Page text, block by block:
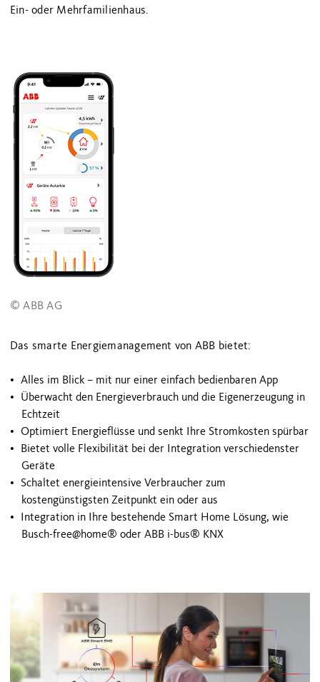
Ein- oder Mehrfamilienhaus.
© ABB AG
Das smarte Energiemanagement von ABB bietet:
Alles im Blick – mit nur einer einfach bedienbaren App
Überwacht den Energieverbrauch und die Eigenerzeugung in
Echtzeit
Optimiert Energieflüsse und senkt Ihre Stromkosten spürbar
Bietet volle Flexibilität bei der Integration verschiedenster
Geräte
Schaltet energieintensive Verbraucher zum
kostengünstigsten Zeitpunkt ein oder aus
Integration in Ihre bestehende Smart Home Lösung, wie
Busch-free@home® oder ABB i-bus® KNX